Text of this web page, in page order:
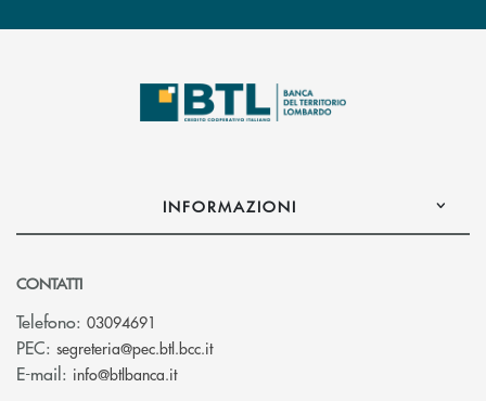
INFORMAZIONI
CONTATTI
Telefono: 03094691
PEC: segreteria@pec.btl.bcc.it(si apre l’app di posta elettronica)
E-mail: info@btlbanca.it(si apre l’app di posta elettronica)